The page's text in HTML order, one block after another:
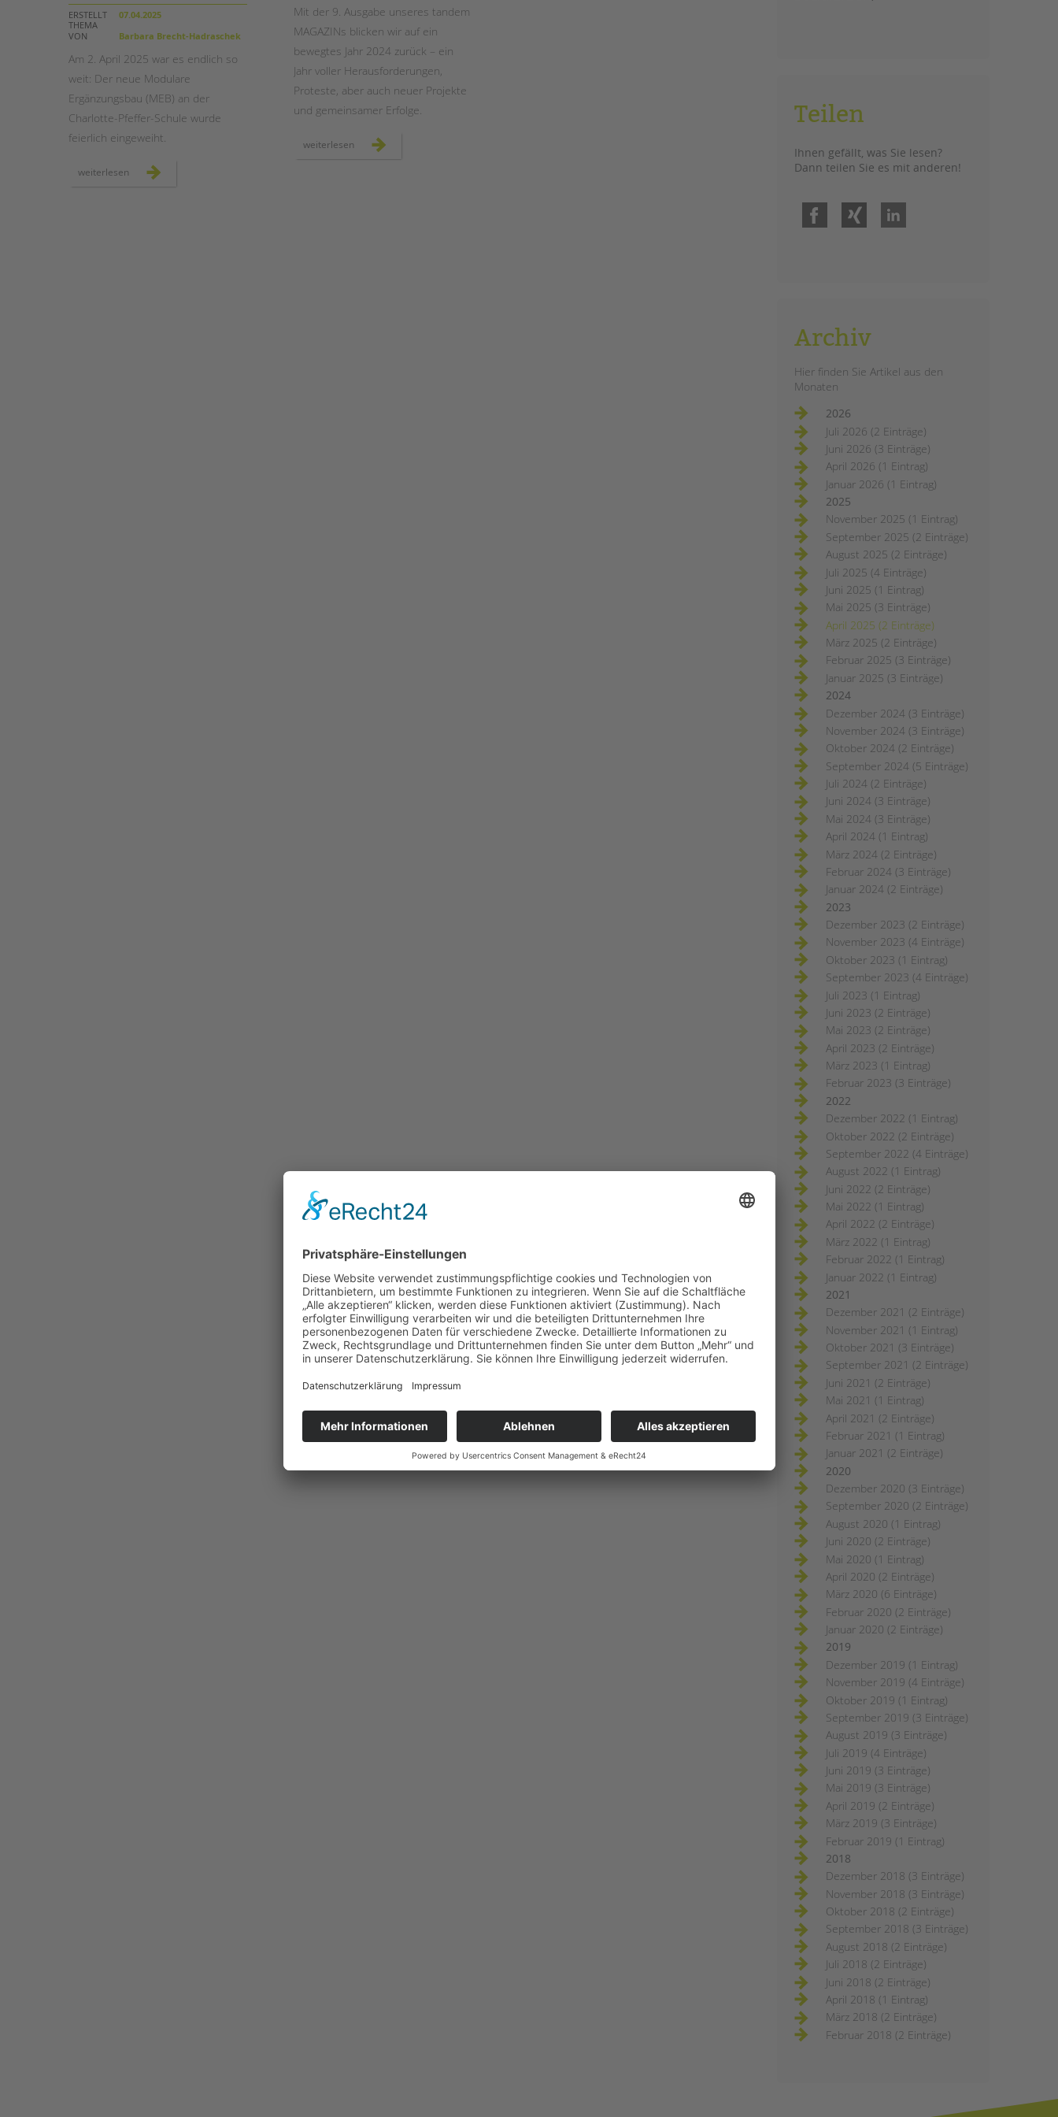
STADTTEILARBEIT
ERSTELLT
07.04.2025
THEMA
VON
Barbara Brecht-Hadraschek
Am 2. April 2025 war es endlich so
weit: Der neue Modulare
Ergänzungsbau (MEB) an der
Charlotte-Pfeffer-Schule wurde
feierlich eingeweiht.
weiterlesen neuer
modularer
Mit der 9. Ausgabe unseres tandem
MAGAZINs blicken wir auf ein
bewegtes Jahr 2024 zurück – ein
Jahr voller Herausforderungen,
Proteste, aber auch neuer Projekte
und gemeinsamer Erfolge.
weiterlesen unser
neues
Teilen
Ihnen gefällt, was Sie lesen?
Dann teilen Sie es mit anderen!
Facebook
Archiv
Hier finden Sie Artikel aus den
Monaten
2026
Juli 2026 (2 Einträge)
Juni 2026 (3 Einträge)
April 2026 (1 Eintrag)
Januar 2026 (1 Eintrag)
2025
November 2025 (1 Eintrag)
September 2025 (2 Einträge)
August 2025 (2 Einträge)
Juli 2025 (4 Einträge)
Juni 2025 (1 Eintrag)
Mai 2025 (3 Einträge)
April 2025 (2 Einträge)
März 2025 (2 Einträge)
Februar 2025 (3 Einträge)
Januar 2025 (3 Einträge)
2024
Dezember 2024 (3 Einträge)
November 2024 (3 Einträge)
Oktober 2024 (2 Einträge)
September 2024 (5 Einträge)
Juli 2024 (2 Einträge)
Juni 2024 (3 Einträge)
Mai 2024 (3 Einträge)
April 2024 (1 Eintrag)
März 2024 (2 Einträge)
Februar 2024 (3 Einträge)
Januar 2024 (2 Einträge)
2023
Dezember 2023 (2 Einträge)
November 2023 (4 Einträge)
Oktober 2023 (1 Eintrag)
September 2023 (4 Einträge)
Juli 2023 (1 Eintrag)
Juni 2023 (2 Einträge)
Mai 2023 (2 Einträge)
April 2023 (2 Einträge)
März 2023 (1 Eintrag)
Februar 2023 (3 Einträge)
2022
Dezember 2022 (1 Eintrag)
Oktober 2022 (2 Einträge)
September 2022 (4 Einträge)
August 2022 (1 Eintrag)
Juni 2022 (2 Einträge)
Mai 2022 (1 Eintrag)
April 2022 (2 Einträge)
März 2022 (1 Eintrag)
Februar 2022 (1 Eintrag)
Januar 2022 (1 Eintrag)
2021
Dezember 2021 (2 Einträge)
November 2021 (1 Eintrag)
Oktober 2021 (3 Einträge)
September 2021 (2 Einträge)
Juni 2021 (2 Einträge)
Mai 2021 (1 Eintrag)
April 2021 (2 Einträge)
Februar 2021 (1 Eintrag)
Januar 2021 (2 Einträge)
2020
Dezember 2020 (3 Einträge)
September 2020 (2 Einträge)
August 2020 (1 Eintrag)
Juni 2020 (2 Einträge)
Mai 2020 (1 Eintrag)
April 2020 (2 Einträge)
März 2020 (6 Einträge)
Februar 2020 (2 Einträge)
Januar 2020 (2 Einträge)
2019
Dezember 2019 (1 Eintrag)
November 2019 (4 Einträge)
Oktober 2019 (1 Eintrag)
September 2019 (3 Einträge)
August 2019 (3 Einträge)
Juli 2019 (4 Einträge)
Juni 2019 (3 Einträge)
Mai 2019 (3 Einträge)
April 2019 (2 Einträge)
März 2019 (3 Einträge)
Februar 2019 (1 Eintrag)
2018
Dezember 2018 (3 Einträge)
November 2018 (3 Einträge)
Oktober 2018 (2 Einträge)
September 2018 (3 Einträge)
August 2018 (2 Einträge)
Juli 2018 (2 Einträge)
Juni 2018 (2 Einträge)
April 2018 (1 Eintrag)
März 2018 (2 Einträge)
Februar 2018 (2 Einträge)